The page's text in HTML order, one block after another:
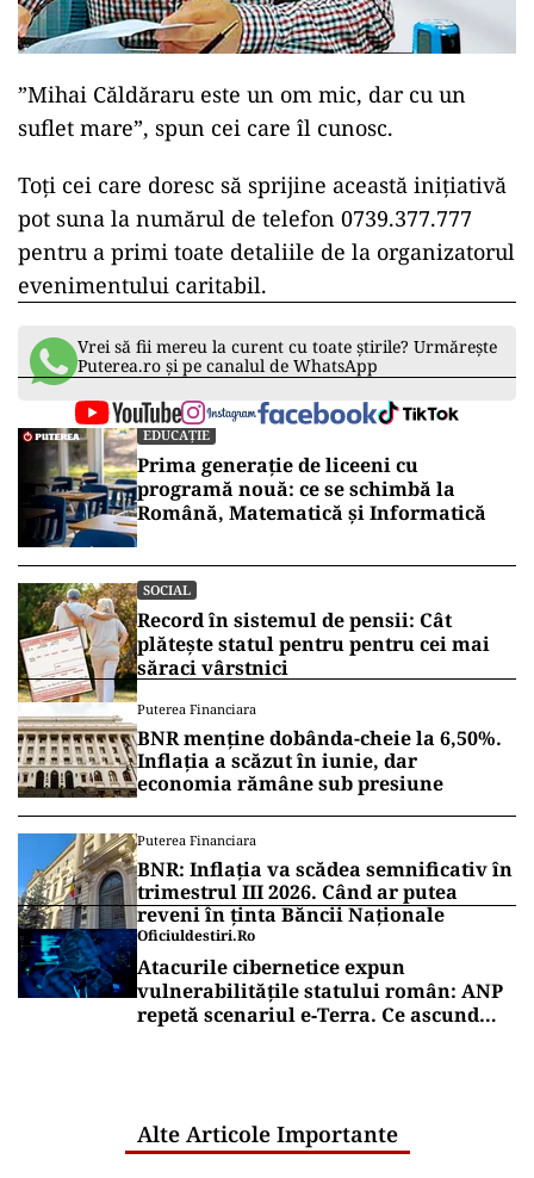
”Mihai Căldăraru este un om mic, dar cu un
suflet mare”, spun cei care îl cunosc.
Toți cei care doresc să sprijine această inițiativă
pot suna la numărul de telefon 0739.377.777
pentru a primi toate detaliile de la organizatorul
evenimentului caritabil.
Vrei să fii mereu la curent cu toate știrile? Urmărește
Puterea.ro și pe canalul de WhatsApp
EDUCAȚIE
Prima generație de liceeni cu
programă nouă: ce se schimbă la
Română, Matematică și Informatică
SOCIAL
Record în sistemul de pensii: Cât
plătește statul pentru pentru cei mai
săraci vârstnici
Puterea Financiara
BNR menține dobânda-cheie la 6,50%.
Inflația a scăzut în iunie, dar
economia rămâne sub presiune
Puterea Financiara
BNR: Inflația va scădea semnificativ în
trimestrul III 2026. Când ar putea
reveni în ținta Băncii Naționale
Oficiuldestiri.ro
Atacurile cibernetice expun
vulnerabilitățile statului român: ANP
repetă scenariul e‑Terra. Ce ascund
Alte Articole Importante